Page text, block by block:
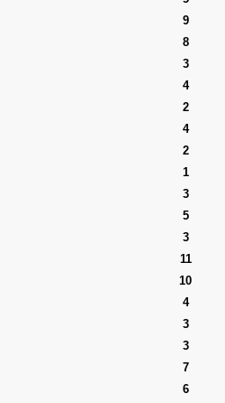
9
8
3
4
2
4
2
1
3
5
3
11
10
4
3
3
7
6